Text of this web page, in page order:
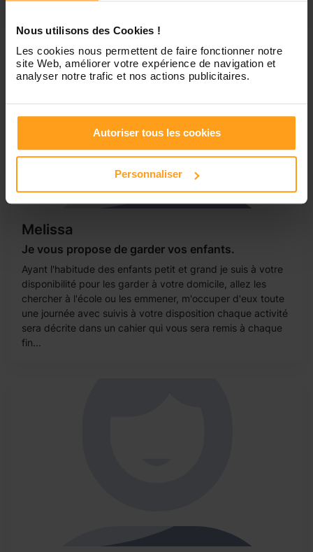
Nous utilisons des Cookies !
Les cookies nous permettent de faire fonctionner notre
site Web, améliorer votre expérience de navigation et
analyser notre trafic et nos actions publicitaires.
Autoriser tous les cookies
Personnaliser
au pair. J'ai aujourd'hui...
Melissa
Je vous propose de garder vos enfants.
Ayant l'habitude des enfants petit et grand je suis à votre
disponibilité pour les garder à votre domicile, allez les
chercher à l'école ou les emmener, m'occuper d'eux toute
une journée avec suivis à votre disposition chaque activité
sera décrite dans un cahier qui vous sera remis à chaque
fin...